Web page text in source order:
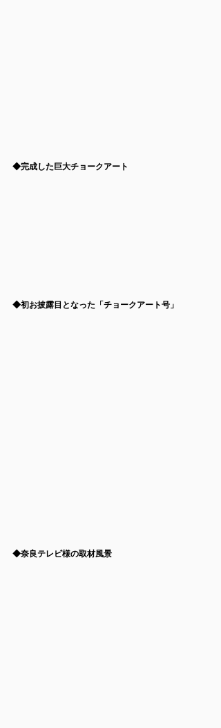
◆完成した巨大チョークアート
◆初お披露目となった「チョークアート号」
◆奈良テレビ様の取材風景